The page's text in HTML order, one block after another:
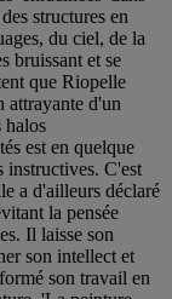
structures en
du ciel, de la
bruissant et se
que Riopelle
attrayante d'un
halos
est en quelque
instructives. C'est
a d'ailleurs déclaré
la pensée
Il laisse son
son intellect et
son travail en